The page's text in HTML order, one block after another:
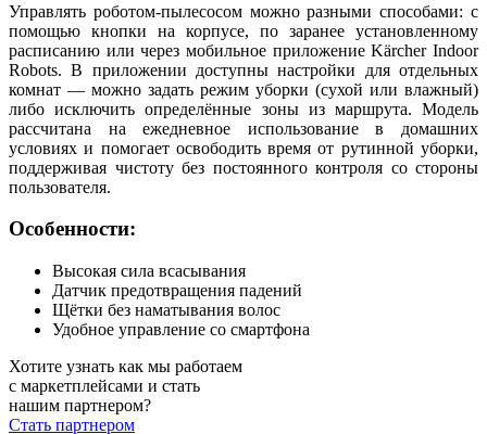
Управлять роботом‑пылесосом можно разными способами: с
помощью кнопки на корпусе, по заранее установленному
расписанию или через мобильное приложение Kärcher Indoor
Robots. В приложении доступны настройки для отдельных
комнат — можно задать режим уборки (сухой или влажный)
либо исключить определённые зоны из маршрута. Модель
рассчитана на ежедневное использование в домашних
условиях и помогает освободить время от рутинной уборки,
поддерживая чистоту без постоянного контроля со стороны
пользователя.
Особенности:
Высокая сила всасывания
Датчик предотвращения падений
Щётки без наматывания волос
Удобное управление со смартфона
Хотите узнать как мы работаем
с маркетплейсами и стать
нашим партнером?
Стать партнером